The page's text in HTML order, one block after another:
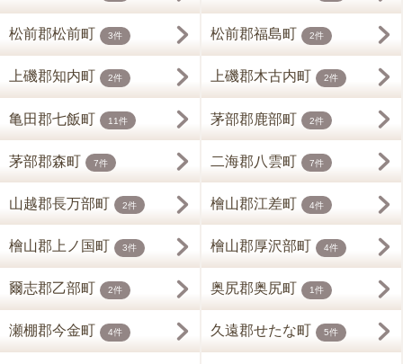
松前郡松前町 3件 松前郡福島町 2件
上磯郡知内町 2件 上磯郡木古内町 2件
亀田郡七飯町 11件 茅部郡鹿部町 2件
茅部郡森町 7件 二海郡八雲町 7件
山越郡長万部町 2件 檜山郡江差町 4件
檜山郡上ノ国町 3件 檜山郡厚沢部町 4件
爾志郡乙部町 2件 奥尻郡奥尻町 1件
瀬棚郡今金町 4件 久遠郡せたな町 5件